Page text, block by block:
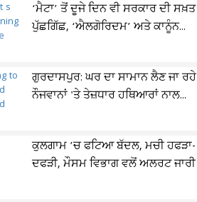
‘ਮੈਟਾ’ ਤੋਂ ਦੂਜੇ ਦਿਨ ਵੀ ਸਰਕਾਰ ਦੀ ਸਖ਼ਤ
ਪੁੱਛਗਿੱਛ, ‘ਐਲਗੋਰਿਦਮ’ ਅਤੇ ਕਾਨੂੰਨ...
ਗੁਰਦਾਸਪੁਰ: ਘਰ ਦਾ ਸਾਮਾਨ ਲੈਣ ਜਾ ਰਹੇ
ਨੌਜਵਾਨਾਂ 'ਤੇ ਤੇਜ਼ਧਾਰ ਹਥਿਆਰਾਂ ਨਾਲ...
ਕੁਲਗਾਮ ’ਚ ਫਟਿਆ ਬੱਦਲ, ਮਚੀ ਹਫੜਾ-
ਦਫੜੀ, ਮੌਸਮ ਵਿਭਾਗ ਵਲੋਂ ਅਲਰਟ ਜਾਰੀ